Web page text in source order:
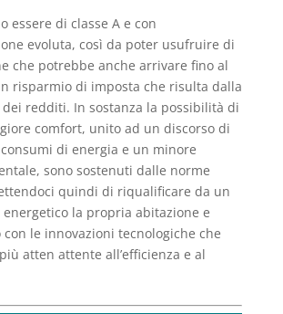
essere di classe A e con
evoluta, così da poter usufruire di
che potrebbe anche arrivare fino al
risparmio di imposta che risulta dalla
redditi. In sostanza la possibilità di
comfort, unito ad un discorso di
di energia e un minore
sono sostenuti dalle norme
quindi di riqualificare da un
la propria abitazione e
con le innovazioni tecnologiche che
atten attente all’efficienza e al